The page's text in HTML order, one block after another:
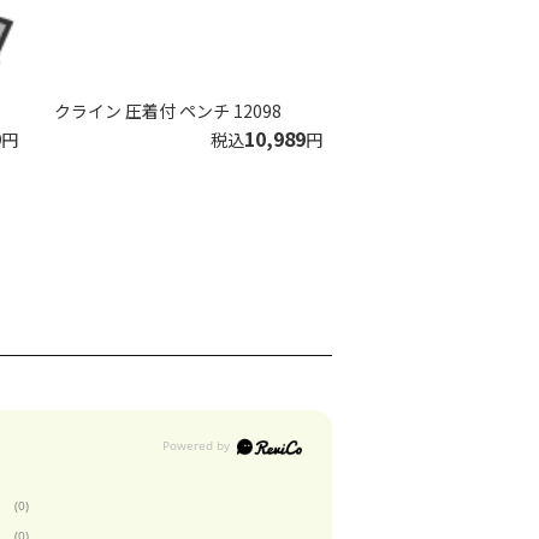
円
クライン 圧着付 ペンチ 12098
税込10,989円
(0)
(0)